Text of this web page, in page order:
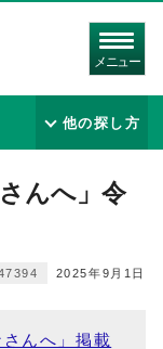
メニュー
他の探し方
んへ」令
2025年9月1日
んへ」掲載